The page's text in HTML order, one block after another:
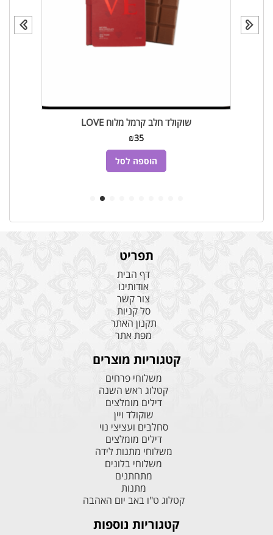
שוקולד חלב קרמל מלוח LOVE
₪35
הוספה לסל
תפריט
דף הבית
אודותינו
צור קשר
סל קניות
תקנון האתר
מפת אתר
קטגוריות מוצרים
משלוחי פרחים
קטלוג ראש השנה
דילים מומלצים
שוקולד ויין
סחלבים ועציצי נוי
דילים מומלצים
משלוחי מתנות לידה
משלוחי בלונים
מתחתנים
מתנות
קטלוג ט"ו באב יום האהבה
קטגוריות נוספות